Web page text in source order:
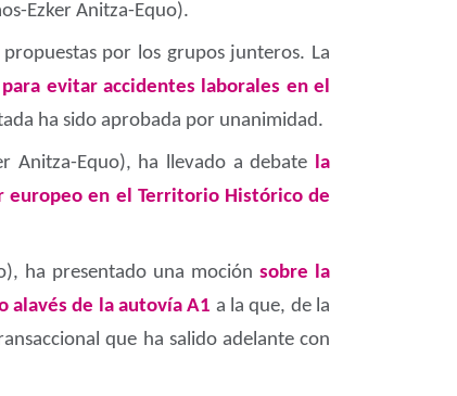
Ezker Anitza-Equo).
por los grupos junteros. La
evitar accidentes laborales en el
ha sido aprobada por unanimidad.
Anitza-Equo), ha llevado a debate la
europeo en el Territorio Histórico de
ha presentado una moción sobre la
alavés de la autovía A1 a la que, de la
que ha salido adelante con